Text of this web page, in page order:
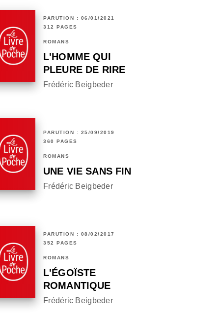
PARUTION : 06/01/2021
312 PAGES
ROMANS
L'HOMME QUI
PLEURE DE RIRE
Frédéric Beigbeder
PARUTION : 25/09/2019
360 PAGES
ROMANS
UNE VIE SANS FIN
Frédéric Beigbeder
PARUTION : 08/02/2017
352 PAGES
ROMANS
L'ÉGOÏSTE
ROMANTIQUE
Frédéric Beigbeder